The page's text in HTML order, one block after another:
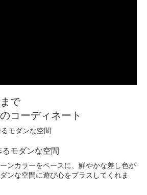
で
コーディネート
モダンな空間
ンカラーをベースに、鮮やかな差し色が
ンな空間に遊び心をプラスしてくれま